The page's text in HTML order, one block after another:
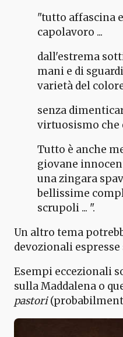
"tutto affascina
capolavoro ...
dall'estrema
mani e di
varietà del colore
senza
virtuosismo che
Tutto è anche
giovane
una zingara
bellissime
scrupoli ... ".
Un altro tema
devozionali
Esempi eccezionali
sulla Maddalena o
pastori